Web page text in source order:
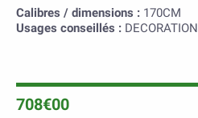
Calibres / dimensions : 170CM
Usages conseillés : DECORATION
708€00